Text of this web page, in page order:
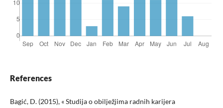
References
Bagić, D. (2015), « Studija o obilježjima radnih karijera